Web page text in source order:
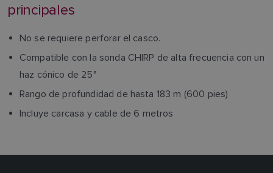
principales
No se requiere perforar el casco.
Compatible con la sonda CHIRP de alta frecuencia con un
haz cónico de 25°
Rango de profundidad de hasta 183 m (600 pies)
Incluye carcasa y cable de 6 metros